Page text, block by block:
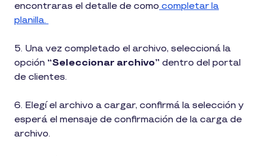
encontraras el detalle de como completar la
planilla.
5. Una vez completado el archivo, seleccioná la
opción “Seleccionar archivo” dentro del portal
de clientes.
6. Elegí el archivo a cargar, confirmá la selección y
esperá el mensaje de confirmación de la carga de
archivo.